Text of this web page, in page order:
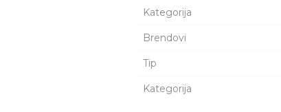
Kategorija
Brendovi
Tip
Kategorija